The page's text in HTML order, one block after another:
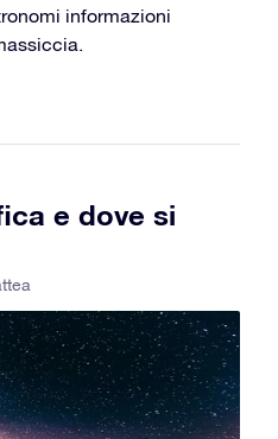
informazioni
e dove si